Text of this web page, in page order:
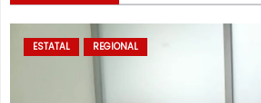
ESTATAL REGIONAL